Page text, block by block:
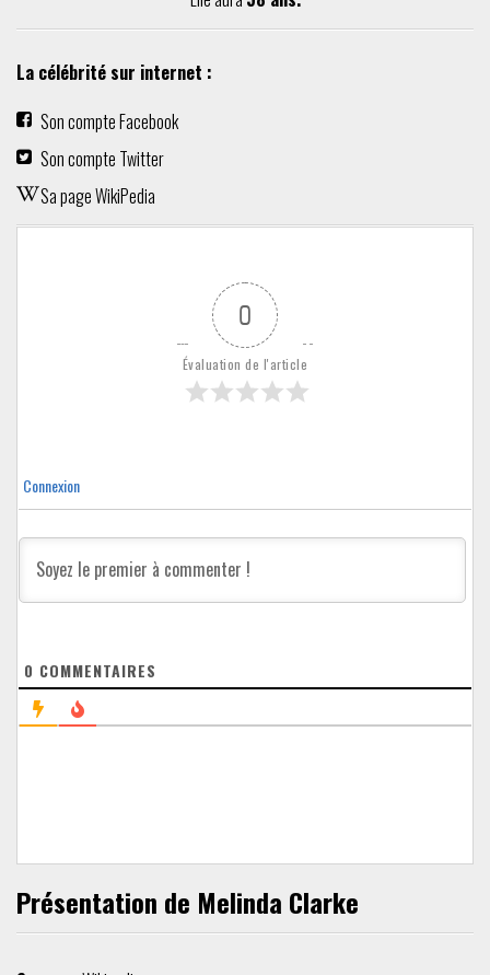
La célébrité sur internet :
Son compte Facebook
Son compte Twitter
Sa page WikiPedia
0
Évaluation de l'article
Connexion
0 COMMENTAIRES
Présentation de Melinda Clarke